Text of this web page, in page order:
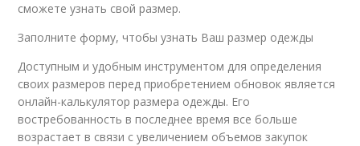
сможете узнать свой размер.
Заполните форму, чтобы узнать Ваш размер одежды
Доступным и удобным инструментом для определения
своих размеров перед приобретением обновок является
онлайн-калькулятор размера одежды. Его
востребованность в последнее время все больше
возрастает в связи с увеличением объемов закупок